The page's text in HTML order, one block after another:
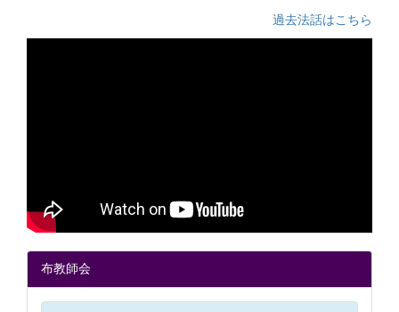
過去法話はこちら
布教師会